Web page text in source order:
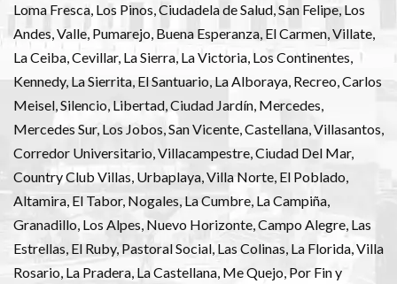
Loma Fresca, Los Pinos, Ciudadela de Salud, San Felipe, Los
Andes, Valle, Pumarejo, Buena Esperanza, El Carmen, Villate,
La Ceiba, Cevillar, La Sierra, La Victoria, Los Continentes,
Kennedy, La Sierrita, El Santuario, La Alboraya, Recreo, Carlos
Meisel, Silencio, Libertad, Ciudad Jardín, Mercedes,
Mercedes Sur, Los Jobos, San Vicente, Castellana, Villasantos,
Corredor Universitario, Villacampestre, Ciudad Del Mar,
Country Club Villas, Urbaplaya, Villa Norte, El Poblado,
Altamira, El Tabor, Nogales, La Cumbre, La Campiña,
Granadillo, Los Alpes, Nuevo Horizonte, Campo Alegre, Las
Estrellas, El Ruby, Pastoral Social, Las Colinas, La Florida, Villa
Rosario, La Pradera, La Castellana, Me Quejo, Por Fin y